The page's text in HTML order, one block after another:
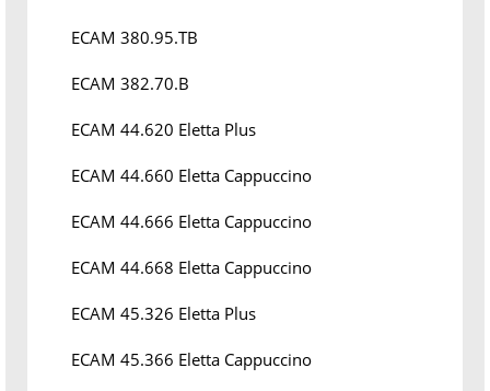
ECAM 380.95.TB
ECAM 382.70.B
ECAM 44.620 Eletta Plus
ECAM 44.660 Eletta Cappuccino
ECAM 44.666 Eletta Cappuccino
ECAM 44.668 Eletta Cappuccino
ECAM 45.326 Eletta Plus
ECAM 45.366 Eletta Cappuccino